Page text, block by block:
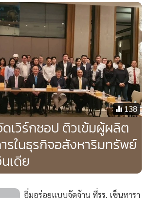
138
เวิร์กชอป ติวเข้มผู้ผลิต
รในธุรกิจอสังหาริมทรัพย์
เดีย
อิ่มอร่อยแบบจัดจ้าน ที่รร. เซ็นทารา